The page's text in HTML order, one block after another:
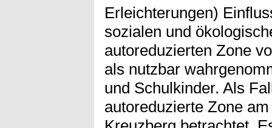
Erleichterungen)
sozialen und
autoreduzierten Zone
als nutzbar
und Schulkinder. Als
autoreduzierte Zone